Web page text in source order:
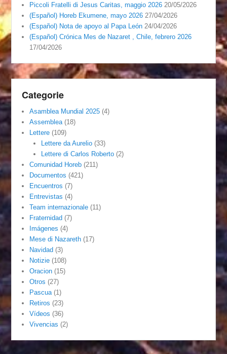
Piccoli Fratelli di Jesus Caritas, maggio 2026 20/05/2026
(Español) Horeb Ekumene, mayo 2026 27/04/2026
(Español) Nota de apoyo al Papa León 24/04/2026
(Español) Crónica Mes de Nazaret , Chile, febrero 2026
17/04/2026
Categorie
Asamblea Mundial 2025 (4)
Assemblea (18)
Lettere (109)
Lettere da Aurelio(33)
Lettere di Carlos Roberto(2)
Comunidad Horeb (211)
Documentos (421)
Encuentros (7)
Entrevistas (4)
Team internazionale (11)
Fraternidad (7)
Imágenes (4)
Mese di Nazareth (17)
Navidad (3)
Notizie (108)
Oracion (15)
Otros (27)
Pascua (1)
Retiros (23)
Vídeos (36)
Vivencias (2)